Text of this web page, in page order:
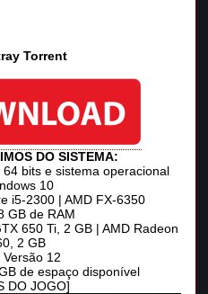
Torrent
DO SISTEMA:
bits e sistema operacional
10
i5-2300 | AMD FX-6350
GB de RAM
650 Ti, 2 GB | AMD Radeon
2 GB
Versão 12
de espaço disponível
DO JOGO]